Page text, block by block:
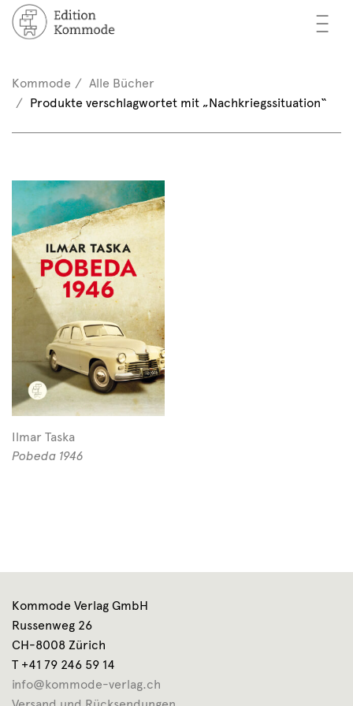
—
—
—
/ Registrieren
(0)
Kommode
Alle Bücher
Produkte verschlagwortet mit „Nachkriegssituation“
Ilmar Taska
Pobeda 1946
Kommode Verlag GmbH
Russenweg 26
CH-8008 Zürich
T +41 79 246 59 14
info@kommode-verlag.ch